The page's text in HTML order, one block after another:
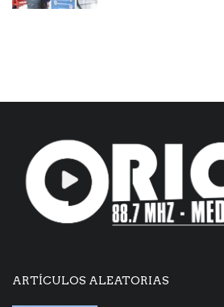
ARTÍCULOS ALEATORIAS